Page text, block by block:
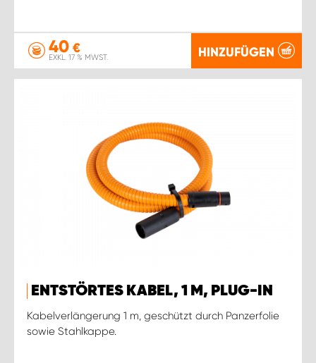
40 €
EXKL. 17 % MWST. HINZUFÜGEN
ENTSTÖRTES KABEL, 1 M, PLUG-IN
Kabelverlängerung 1 m, geschützt durch Panzerfolie
sowie Stahlkappe.